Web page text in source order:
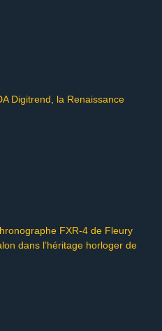
Digitrend, la Renaissance
FXR-4 de Fleury
dans l’héritage horloger de